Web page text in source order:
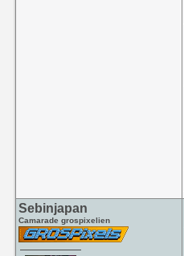
Sebinjapan
Camarade grospixelien